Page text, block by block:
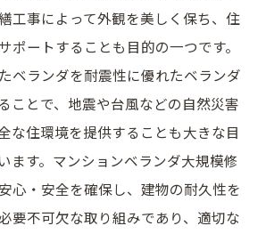
工事によって外観を美しく保ち、住
ポートすることも目的の一つです。
ベランダを耐震性に優れたベランダ
ことで、地震や台風などの自然災害
な住環境を提供することも大きな目
ます。マンションベランダ大規模修
心・安全を確保し、建物の耐久性を
要不可欠な取り組みであり、適切な